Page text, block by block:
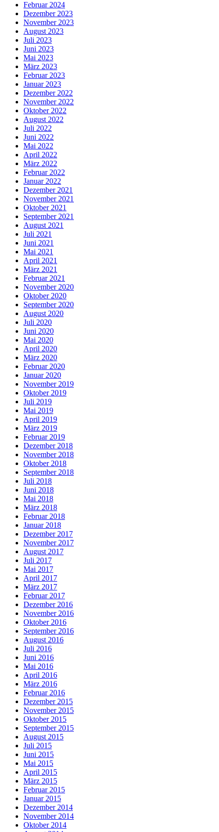
Februar 2024
Dezember 2023
November 2023
August 2023
Juli 2023
Juni 2023
Mai 2023
März 2023
Februar 2023
Januar 2023
Dezember 2022
November 2022
Oktober 2022
August 2022
Juli 2022
Juni 2022
Mai 2022
April 2022
März 2022
Februar 2022
Januar 2022
Dezember 2021
November 2021
Oktober 2021
September 2021
August 2021
Juli 2021
Juni 2021
Mai 2021
April 2021
März 2021
Februar 2021
November 2020
Oktober 2020
September 2020
August 2020
Juli 2020
Juni 2020
Mai 2020
April 2020
März 2020
Februar 2020
Januar 2020
November 2019
Oktober 2019
Juli 2019
Mai 2019
April 2019
März 2019
Februar 2019
Dezember 2018
November 2018
Oktober 2018
September 2018
Juli 2018
Juni 2018
Mai 2018
März 2018
Februar 2018
Januar 2018
Dezember 2017
November 2017
August 2017
Juli 2017
Mai 2017
April 2017
März 2017
Februar 2017
Dezember 2016
November 2016
Oktober 2016
September 2016
August 2016
Juli 2016
Juni 2016
Mai 2016
April 2016
März 2016
Februar 2016
Dezember 2015
November 2015
Oktober 2015
September 2015
August 2015
Juli 2015
Juni 2015
Mai 2015
April 2015
März 2015
Februar 2015
Januar 2015
Dezember 2014
November 2014
Oktober 2014